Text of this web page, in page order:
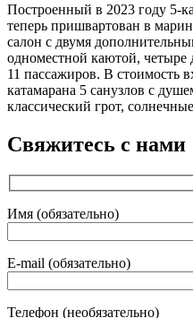
Построенный в 2023 году 5-
теперь пришвартован в
салон с двумя
одноместной каютой,
11 пассажиров. В стоимость
катамарана 5 санузлов с
классический грот,
Свяжитесь с нами
Имя (обязательно)
E-mail (обязательно)
Телефон (необязательно)